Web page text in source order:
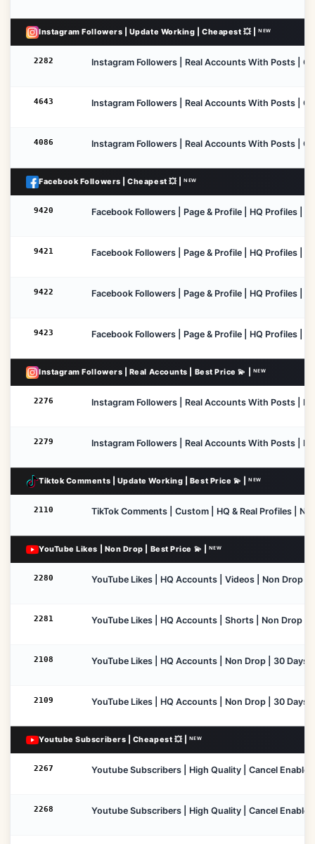
Instagram Followers | Update Working | Cheapest 💥 | ᴺᴱᵂ
2282 Instagram Followers | Real Accounts With Posts |
4643 Instagram Followers | Real Accounts With Posts |
4086 Instagram Followers | Real Accounts With Posts |
Facebook Followers | Cheapest 💥 | ᴺᴱᵂ
9420 Facebook Followers | Page & Profile | HQ Profiles |
9421 Facebook Followers | Page & Profile | HQ Profiles |
9422 Facebook Followers | Page & Profile | HQ Profiles |
9423 Facebook Followers | Page & Profile | HQ Profiles |
Instagram Followers | Real Accounts | Best Price 💫 | ᴺᴱᵂ
2276 Instagram Followers | Real Accounts With Posts |
2279 Instagram Followers | Real Accounts With Posts |
Tiktok Comments | Update Working | Best Price 💫 | ᴺᴱᵂ
2110 TikTok Comments | Custom | HQ & Real Profiles |
YouTube Likes | Non Drop | Best Price 💫 | ᴺᴱᵂ
2280 YouTube Likes | HQ Accounts | Videos | Non Drop
2281 YouTube Likes | HQ Accounts | Shorts | Non Drop |
2108 YouTube Likes | HQ Accounts | Non Drop | 30 Days
2109 YouTube Likes | HQ Accounts | Non Drop | 30
Youtube Subscribers | Cheapest 💥 | ᴺᴱᵂ
2267 Youtube Subscribers | High Quality | Cancel
2268 Youtube Subscribers | High Quality | Cancel